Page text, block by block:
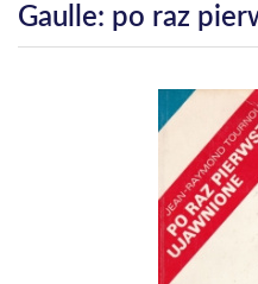
Gaulle: po raz